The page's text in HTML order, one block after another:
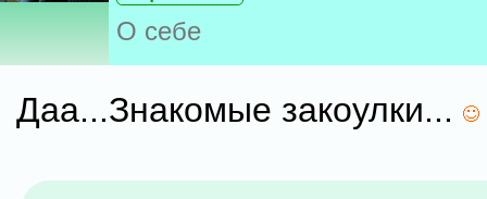
О себе
Даа...Знакомые закоулки...